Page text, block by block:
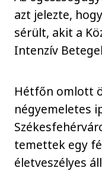
azt jelezte,
sérült, akit a
Intenzív
Hétfőn omlott
négyemeletes
temettek egy
életveszélyes